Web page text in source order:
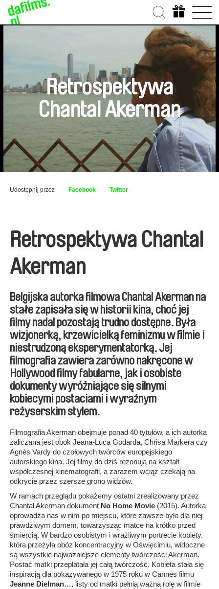
Retrospektywa
Chantal Akerman
Udostępnij przez Facebook Twitter
Retrospektywa Chantal
Akerman
Belgijska autorka filmowa Chantal Akerman na
stałe zapisała się w historii kina, choć jej
filmy nadal pozostają trudno dostępne. Była
wizjonerką, krzewicielką feminizmu w filmie i
niestrudzoną eksperymentatorką. Jej
filmografia zawiera zarówno nakręcone w
Hollywood filmy fabularne, jak i osobiste
dokumenty wyróżniające się silnymi
kobiecymi postaciami i wyraźnym
reżyserskim stylem.
Filmografia Akerman obejmuje ponad 40 tytułów, a ich autorka
zaliczana jest obok Jeana-Luca Godarda, Chrisa Markera czy
Agnès Vardy do czołowych twórców europejskiego
autorskiego kina. Jej filmy do dziś rezonują na kształt
współczesnej kinematografii, a zarazem wciąż czekają na
odkrycie przez szersze grono widzów.
W ramach przeglądu pokażemy ostatni zrealizowany przez
Chantal Akerman dokument No Home Movie (2015). Autorka
oprowadza nas w nim po miejscu, które zawsze było dla niej
prawdziwym domem, towarzysząc matce na krótko przed
śmiercią. W bardzo osobistym i wrażliwym portrecie kobiety,
która przeżyła obóz koncentracyjny w Oświęcimiu, widoczne
są wszystkie najważniejsze elementy twórczości Akerman.
Postać matki przeplatała jej całą twórczość. Kobieta stała się
inspiracją dla pokazywanego w 1975 roku w Cannes filmu
Jeanne Dielman…, listy od matki pełnią ważną rolę w filmie